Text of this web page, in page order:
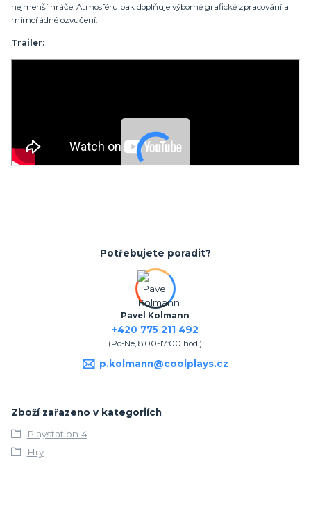
nejmenší hráče. Atmosféru pak doplňuje výborné grafické zpracování a
mimořádné ozvučení.
Trailer:
Potřebujete poradit?
Pavel Kolmann
+420 775 211 492
(Po-Ne, 8:00-17:00 hod.)
p.kolmann@coolplays.cz
Zboží zařazeno v kategoriích
Playstation 4
Hry